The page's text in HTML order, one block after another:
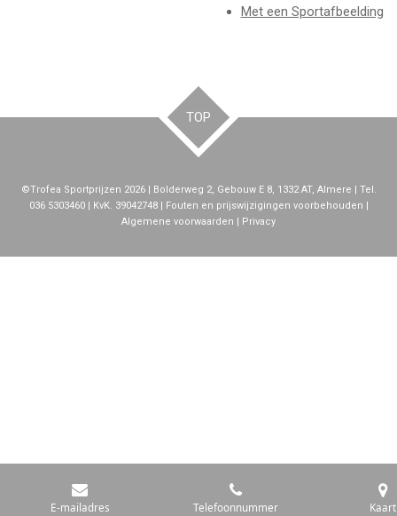
Met een Sportafbeelding
TOP
©Trofea Sportprijzen 2026 | Bolderweg 2, Gebouw E 8, 1332 AT, Almere | Tel.
036 5303460 | KvK. 39042748 | Fouten en prijswijzigingen voorbehouden |
Algemene voorwaarden | Privacy
E-mailadres Telefoonnummer Kaart